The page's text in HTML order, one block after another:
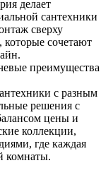
делает
сантехники
сверху
сочетают
преимущества
с разным
решения с
цены и
коллекции,
где каждая
комнаты.